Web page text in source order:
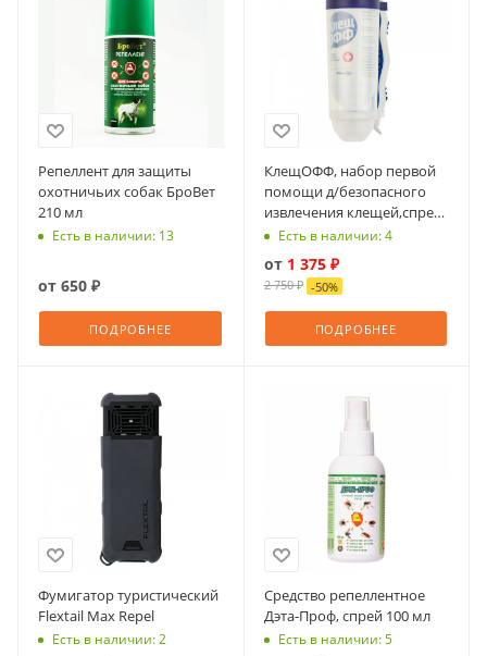
Репеллент для защиты
охотничьих собак БроВет
210 мл
Есть в наличии: 13
от 650 ₽
ПОДРОБНЕЕ
КлещОФФ, набор первой
помощи д/безопасного
извлечения клещей,спрей
9мл + клещедёр
Есть в наличии: 4
от 1 375 ₽
2 750 ₽ -50%
ПОДРОБНЕЕ
Фумигатор туристический
Flextail Max Repel
Есть в наличии: 2
Средство репеллентное
Дэта-Проф, спрей 100 мл
Есть в наличии: 5